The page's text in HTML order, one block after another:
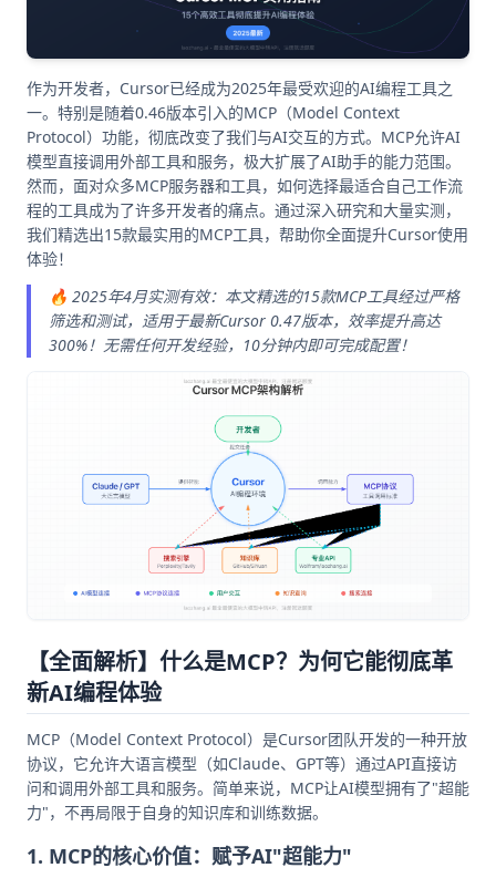
作为开发者，Cursor已经成为2025年最受欢迎的AI编程工具之
一。特别是随着0.46版本引入的MCP（Model Context
Protocol）功能，彻底改变了我们与AI交互的方式。MCP允许AI
模型直接调用外部工具和服务，极大扩展了AI助手的能力范围。
然而，面对众多MCP服务器和工具，如何选择最适合自己工作流
程的工具成为了许多开发者的痛点。通过深入研究和大量实测，
我们精选出15款最实用的MCP工具，帮助你全面提升Cursor使用
体验！
🔥 2025年4月实测有效：本文精选的15款MCP工具经过严格
筛选和测试，适用于最新Cursor 0.47版本，效率提升高达
300%！无需任何开发经验，10分钟内即可完成配置！
【全面解析】什么是MCP？为何它能彻底革
新AI编程体验
MCP（Model Context Protocol）是Cursor团队开发的一种开放
协议，它允许大语言模型（如Claude、GPT等）通过API直接访
问和调用外部工具和服务。简单来说，MCP让AI模型拥有了"超能
力"，不再局限于自身的知识库和训练数据。
1. MCP的核心价值：赋予AI"超能力"